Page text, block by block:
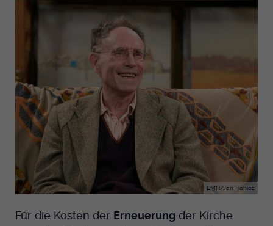
EMH/Jan Hanicz
Für die Kosten der Erneuerung der Kirche